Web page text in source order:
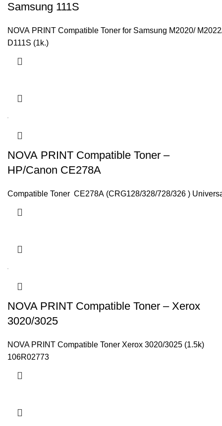
Samsung 111S
NOVA PRINT Compatible Toner for Samsung M2020/
D111S (1k.)
NOVA PRINT Compatible Toner –
HP/Canon CE278A
Compatible Toner CE278A (CRG128/328/728/326 )
NOVA PRINT Compatible Toner – Xerox
3020/3025
NOVA PRINT Compatible Toner Xerox 3020/3025 (1.5k)
106R02773